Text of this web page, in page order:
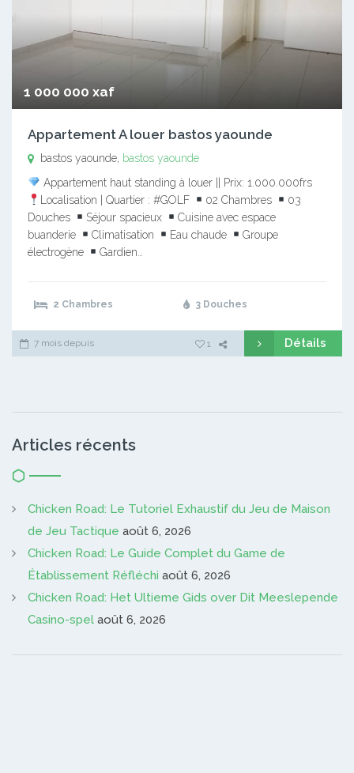
1 000 000 xaf
Appartement A louer bastos yaounde
bastos yaounde, bastos yaounde
Appartement haut standing à louer || Prix: 1.000.000frs
Localisation | Quartier : #GOLF
02 Chambres
03
Douches
Séjour spacieux
Cuisine avec espace
buanderie
Climatisation Eau chaude
Groupe
électrogène
Gardien…
2 Chambres 3 Douches
7 mois depuis 1 Détails
Articles récents
Chicken Road: Le Tutoriel Exhaustif du Jeu de Maison
de Jeu Tactique août 6, 2026
Chicken Road: Le Guide Complet du Game de
Établissement Réfléchi août 6, 2026
Chicken Road: Het Ultieme Gids over Dit Meeslepende
Casino-spel août 6, 2026